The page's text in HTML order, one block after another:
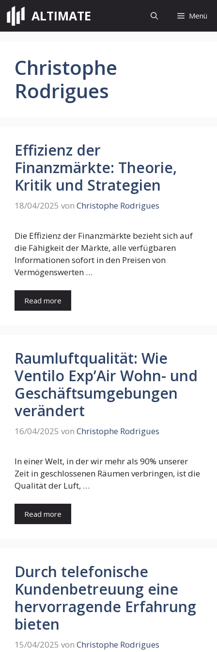
Zum
Inhalt
springen
ALTIMATE Menü
Christophe
Rodrigues
Effizienz der
Finanzmärkte: Theorie,
Kritik und Strategien
18/04/2025 von Christophe Rodrigues
Die Effizienz der Finanzmärkte bezieht sich auf
die Fähigkeit der Märkte, alle verfügbaren
Informationen sofort in den Preisen von
Vermögenswerten …
Read more
Raumluftqualität: Wie
Ventilo Exp’Air Wohn- und
Geschäftsumgebungen
verändert
16/04/2025 von Christophe Rodrigues
In einer Welt, in der wir mehr als 90% unserer
Zeit in geschlossenen Räumen verbringen, ist die
Qualität der Luft, …
Read more
Durch telefonische
Kundenbetreuung eine
hervorragende Erfahrung
bieten
15/04/2025 von Christophe Rodrigues